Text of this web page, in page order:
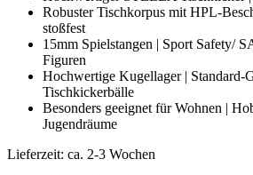
Robuster Tischkorpus mit HPL-
stoßfest
15mm Spielstangen | Sport Safety/
Figuren
Hochwertige Kugellager | Standard-
Tischkickerbälle
Besonders geeignet für Wohnen |
Jugendräume
Lieferzeit: ca. 2-3 Wochen